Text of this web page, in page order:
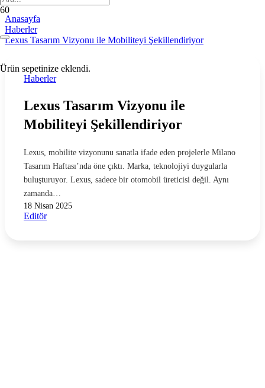
Ürün sepetinize eklendi.
Anasayfa
Haberler
Lexus Tasarım Vizyonu ile Mobiliteyi Şekillendiriyor
Haberler
Lexus Tasarım Vizyonu ile
Mobiliteyi Şekillendiriyor
Lexus, mobilite vizyonunu sanatla ifade eden projelerle Milano
Tasarım Haftası’nda öne çıktı. Marka, teknolojiyi duygularla
buluşturuyor. Lexus, sadece bir otomobil üreticisi değil. Aynı
zamanda…
18 Nisan 2025
Editör